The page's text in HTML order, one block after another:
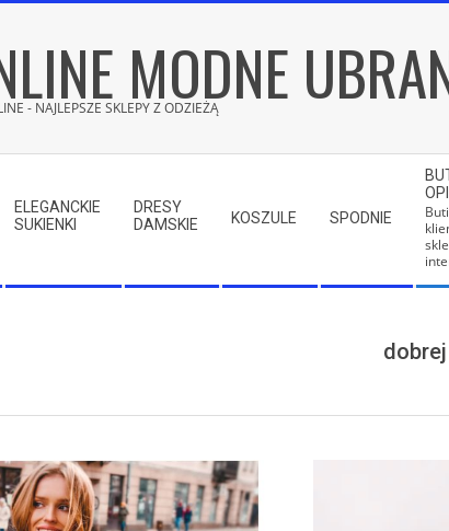
MODNE
- NAJLEPSZE SKLEPY Z ODZIEŻĄ
ELEGANCKIE
SUKIENKI
DRESY
DAMSKIE
KOSZULE SPODNIE